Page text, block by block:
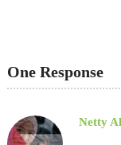
One Response
Netty